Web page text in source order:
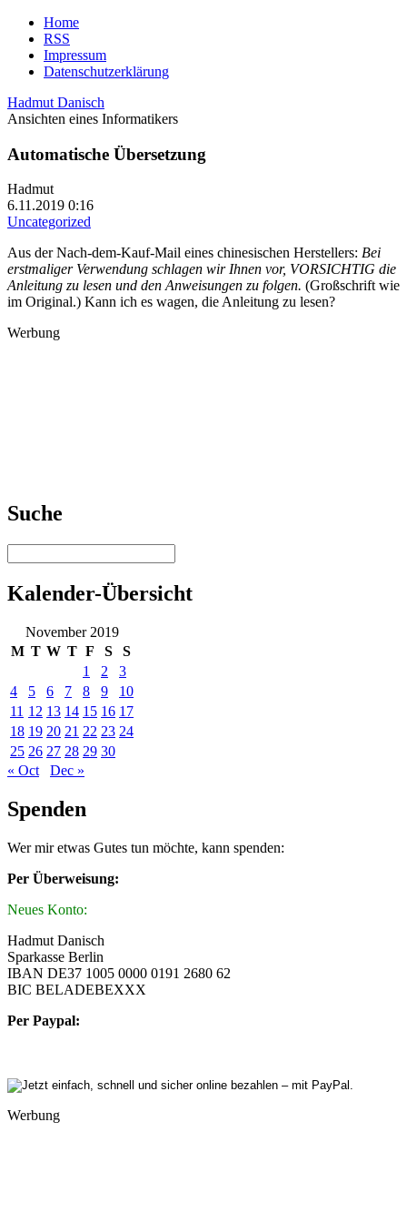
Home
RSS
Impressum
Datenschutzerklärung
Hadmut Danisch
Ansichten eines Informatikers
Automatische Übersetzung
Hadmut
6.11.2019 0:16
Uncategorized
Aus der Nach-dem-Kauf-Mail eines chinesischen Herstellers: Bei
erstmaliger Verwendung schlagen wir Ihnen vor, VORSICHTIG die
Anleitung zu lesen und den Anweisungen zu folgen. (Großschrift wie
im Original.) Kann ich es wagen, die Anleitung zu lesen?
Werbung
Suche
Kalender-Übersicht
November 2019
M T W T F S
S
1
2
3
4
5 6 7 8 9
10
11 12 13 14 15 16 17
18 19 20 21 22 23 24
25 26 27 28 29 30
« Oct
Dec »
Spenden
Wer mir etwas Gutes tun möchte, kann spenden:
Per Überweisung:
Neues Konto:
Hadmut Danisch
Sparkasse Berlin
IBAN DE37 1005 0000 0191 2680 62
BIC BELADEBEXXX
Per Paypal:
Werbung